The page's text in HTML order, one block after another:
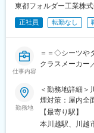
東都フォルダー工業株
正社員 転勤なし
仕事内容
＝＝◇シーツや
クラスメーカー
★オススメポイ
◎シーツやタオ
ス老舗メーカ
業績を継続中！
◎残業月20時間
勤務地
＜勤務地詳細＞
煙対策：屋内全
【最寄り駅】
本川越駅、川越